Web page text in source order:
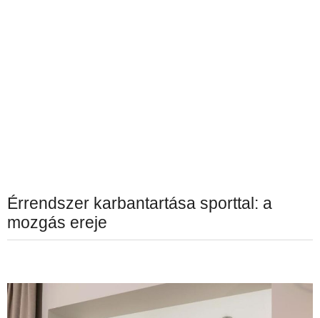
Érrendszer karbantartása sporttal: a
mozgás ereje